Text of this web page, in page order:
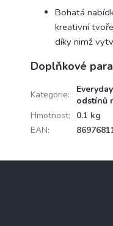
Bohatá
kreativní
díky nimž
Doplňkové
Kategorie:
odstínů
Hmotnost:
0.1 kg
EAN: